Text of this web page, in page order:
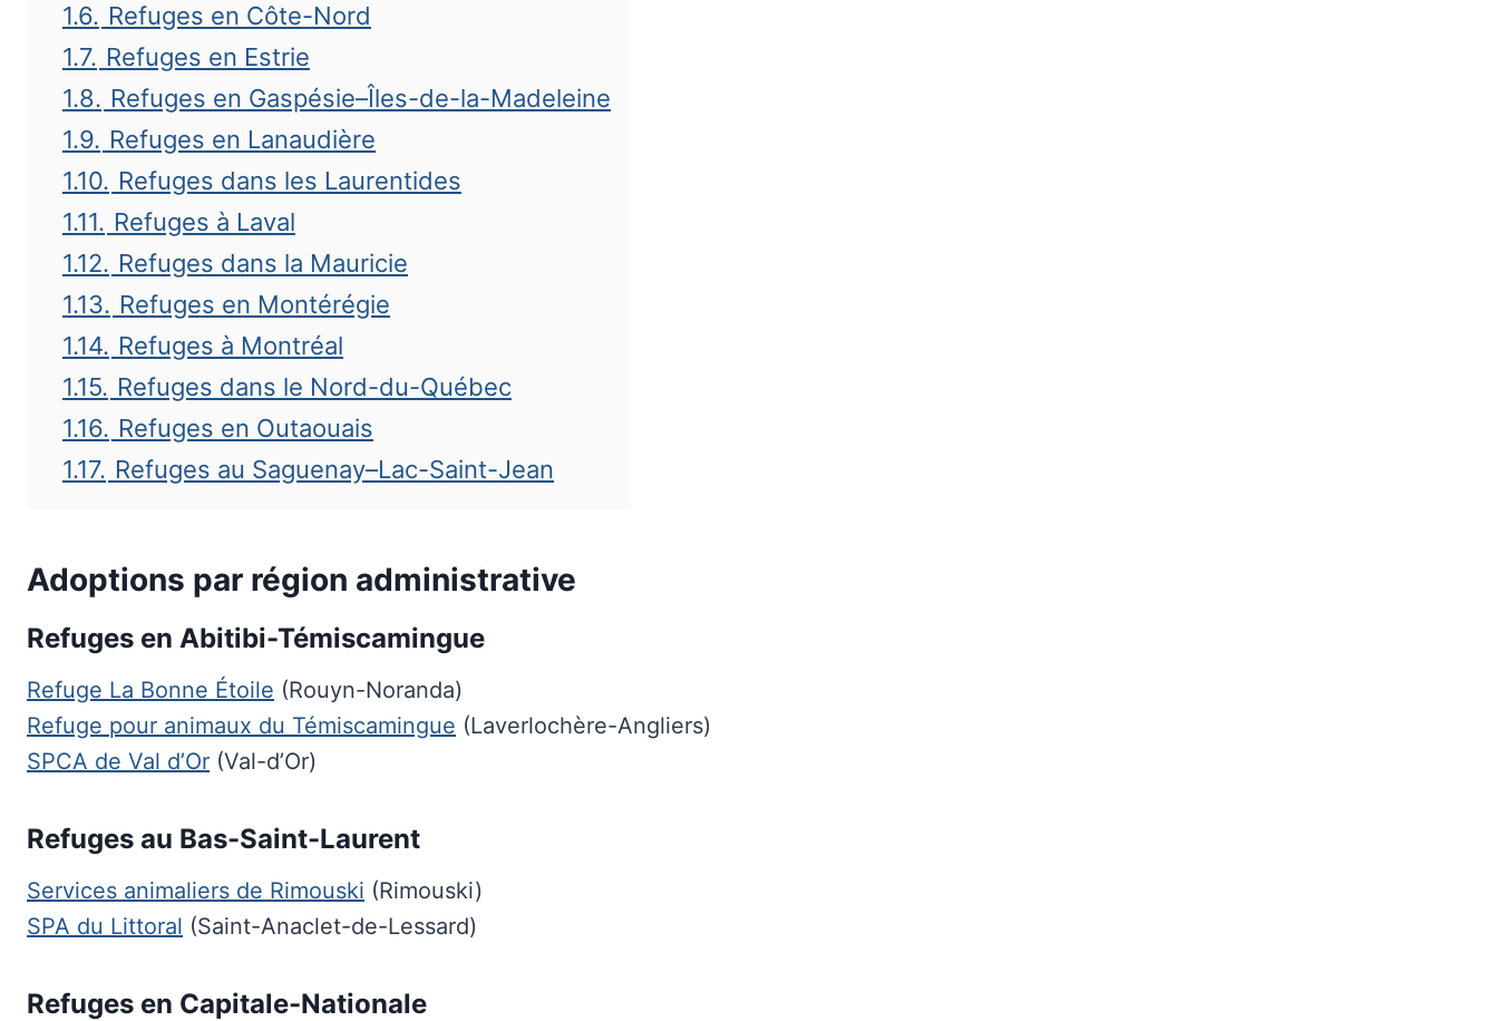
1.6. Refuges en Côte-Nord
1.7. Refuges en Estrie
1.8. Refuges en Gaspésie–Îles-de-la-Madeleine
1.9. Refuges en Lanaudière
1.10. Refuges dans les Laurentides
1.11. Refuges à Laval
1.12. Refuges dans la Mauricie
1.13. Refuges en Montérégie
1.14. Refuges à Montréal
1.15. Refuges dans le Nord-du-Québec
1.16. Refuges en Outaouais
1.17. Refuges au Saguenay–Lac-Saint-Jean
Adoptions par région administrative
Refuges en Abitibi-Témiscamingue
Refuge La Bonne Étoile (Rouyn-Noranda)
Refuge pour animaux du Témiscamingue (Laverlochère-Angliers)
SPCA de Val d’Or (Val-d’Or)
Refuges au Bas-Saint-Laurent
Services animaliers de Rimouski (Rimouski)
SPA du Littoral (Saint-Anaclet-de-Lessard)
Refuges en Capitale-Nationale